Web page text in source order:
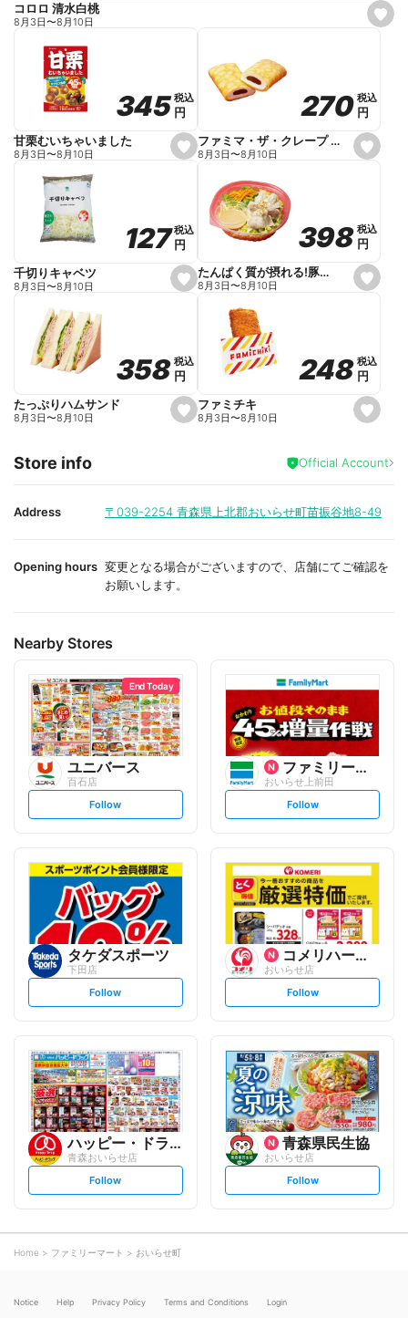
s
e
コロロ 清水白桃
8月3日〜8月10日
s
e
o
r
i
e
345
345税込
税込
円
円
甘栗むいちゃいました
8月3日〜8月10日
s
e
o
r
i
e
270
270 税込
税込
円
円
ファミマ・ザ・クレープ 生チョコ
8月3日〜8月10日
s
e
o
r
i
e
127
127税込
税込
円
円
千切りキャベツ
8月3日〜8月10日
s
e
o
r
i
e
398
398 税込
税込
円
円
たんぱく質が摂れる!豚しゃぶのパスタサラダ
8月3日〜8月10日
s
e
i
t
358
358税込
税込
円
円
たっぷりハムサンド
8月3日〜8月10日
s
e
a
i
t
248
248 税込
税込
円
円
ファミチキ
8月3日〜8月10日
Store info Official Account
Address 〒039-2254 青森県上北郡おいらせ町苗振谷地8-49
Opening hours 変更となる場合がございますので、店舗にてご確認を
お願いします。
Nearby Stores
End Today
ユニバース
百石店
s
l
o
w
Follow
ファミリーマート
おいらせ上前田
s
l
o
w
Follow
タケダスポーツ
下田店
s
l
o
w
Follow
コメリハード&グリーン
おいらせ店
s
l
o
w
Follow
ハッピー・ドラッグ
青森おいらせ店
s
l
o
Follow
青森県民生協
おいらせ店
s
l
Follow
Home ファミリーマート おいらせ町
Notice Help Privacy Policy Terms and Conditions Login